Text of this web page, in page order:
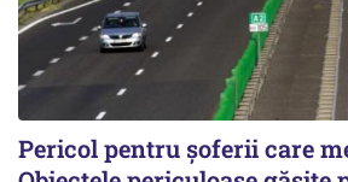
Pericol pentru șoferii care